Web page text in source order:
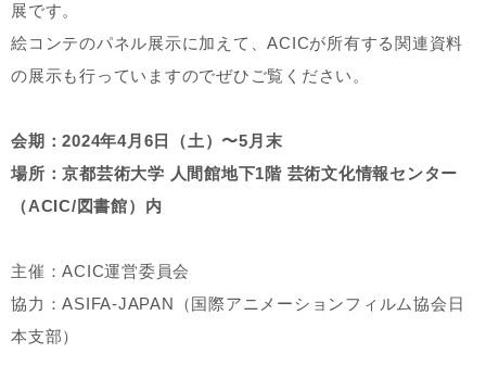
展です。
絵コンテのパネル展示に加えて、ACICが所有する関連資料
の展示も行っていますのでぜひご覧ください。
会期：2024年4月6日（土）〜5月末
場所：京都芸術大学 人間館地下1階 芸術文化情報センター
（ACIC/図書館）内
主催：ACIC運営委員会
協力：ASIFA-JAPAN（国際アニメーションフィルム協会日
本支部）